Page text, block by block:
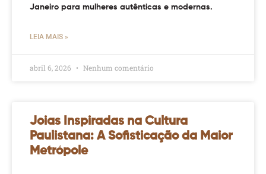
Janeiro para mulheres autênticas e modernas.
LEIA MAIS »
abril 6, 2026 Nenhum comentário
Joias Inspiradas na Cultura
Paulistana: A Sofisticação da Maior
Metrópole